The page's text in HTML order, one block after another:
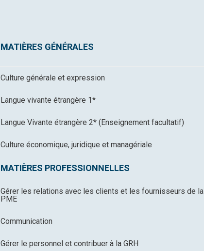
MATIÈRES GÉNÉRALES
Culture générale et expression
Langue vivante étrangère 1*
Langue Vivante étrangère 2* (Enseignement facultatif)
Culture économique, juridique et managériale
MATIÈRES PROFESSIONNELLES
Gérer les relations avec les clients et les fournisseurs de la
PME
Communication
Gérer le personnel et contribuer à la GRH